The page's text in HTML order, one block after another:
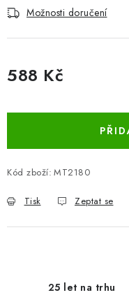
Možnosti doručení
588 Kč
Kód zboží: MT2180
Tisk Zeptat se
25 let na trhu